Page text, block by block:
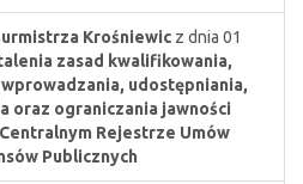
Krośniewic z dnia 01
zasad kwalifikowania,
udostępniania,
oraz ograniczania jawności
Rejestrze Umów
Publicznych